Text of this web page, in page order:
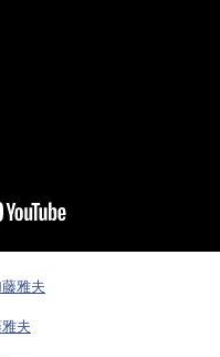
雅夫
夫